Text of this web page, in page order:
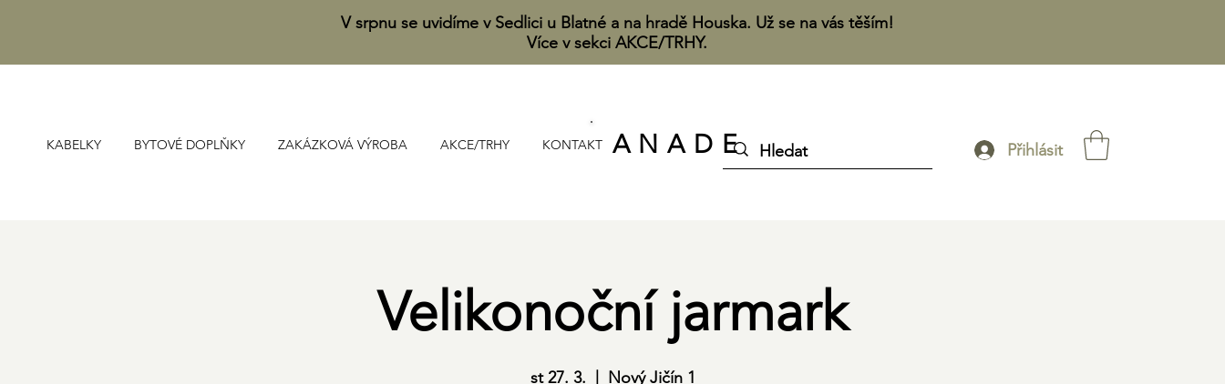
V srpnu se uvidíme v Sedlici u Blatné a na hradě Houska. Už se na vás těším!
Více v sekci AKCE/TRHY.
KABELKY BYTOVÉ DOPLŇKY ZAKÁZKOVÁ VÝROBA AKCE/TRHY KONTAKT Přihlásit
A N A D E
Velikonoční jarmark
st 27. 3. Nový Jičín 1